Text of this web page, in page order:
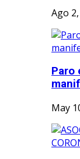
Ago
Paro
May